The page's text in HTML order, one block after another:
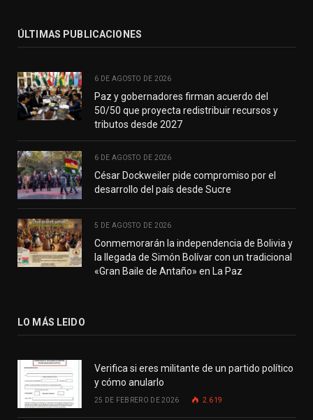
ÚLTIMAS PUBLICACIONES
6 DE AGOSTO DE 2026
Paz y gobernadores firman acuerdo del
50/50 que proyecta redistribuir recursos y
tributos desde 2027
6 DE AGOSTO DE 2026
César Dockweiler pide compromiso por el
desarrollo del país desde Sucre
5 DE AGOSTO DE 2026
Conmemorarán la independencia de Bolivia y
la llegada de Simón Bolívar con un tradicional
«Gran Baile de Antaño» en La Paz
LO MÁS LEIDO
Verifica si eres militante de un partido político
y cómo anularlo
25 DE FEBRERO DE 2026 2.619